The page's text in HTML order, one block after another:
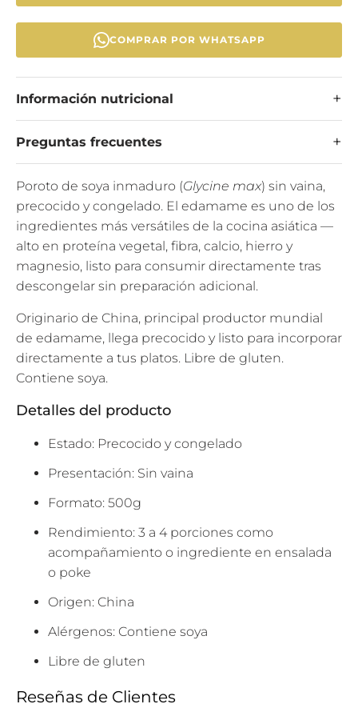
COMPRAR POR WHATSAPP
Información nutricional
Preguntas frecuentes
Poroto de soya inmaduro (Glycine max) sin vaina,
precocido y congelado. El edamame es uno de los
ingredientes más versátiles de la cocina asiática —
alto en proteína vegetal, fibra, calcio, hierro y
magnesio, listo para consumir directamente tras
descongelar sin preparación adicional.
Originario de China, principal productor mundial
de edamame, llega precocido y listo para incorporar
directamente a tus platos. Libre de gluten.
Contiene soya.
Detalles del producto
Estado: Precocido y congelado
Presentación: Sin vaina
Formato: 500g
Rendimiento: 3 a 4 porciones como
acompañamiento o ingrediente en ensalada
o poke
Origen: China
Alérgenos: Contiene soya
Libre de gluten
Reseñas de Clientes